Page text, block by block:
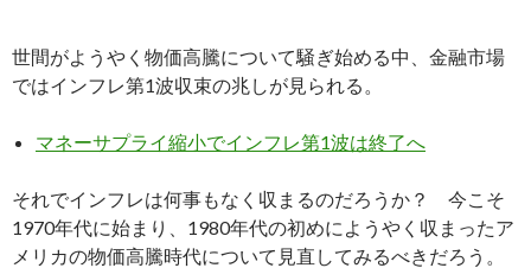
世間がようやく物価高騰について騒ぎ始める中、金融市場
ではインフレ第1波収束の兆しが見られる。
マネーサプライ縮小でインフレ第1波は終了へ
それでインフレは何事もなく収まるのだろうか？ 今こそ
1970年代に始まり、1980年代の初めにようやく収まったア
メリカの物価高騰時代について見直してみるべきだろう。